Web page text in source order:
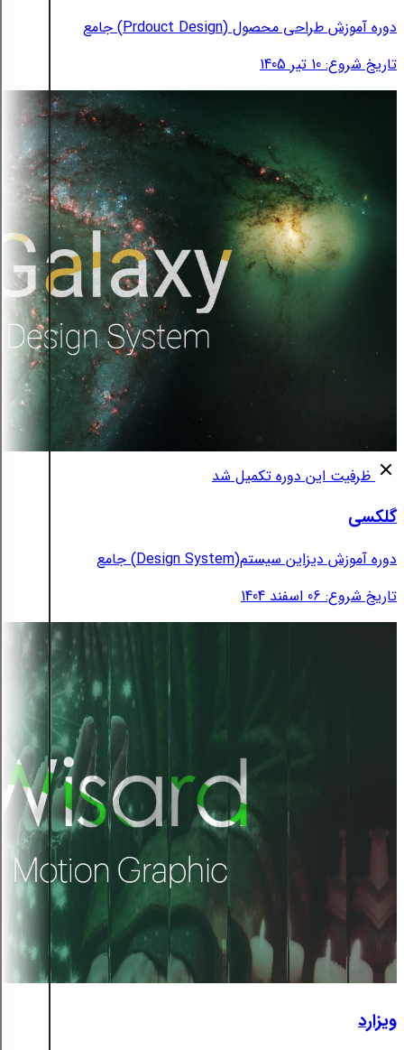
دوره آموزش طراحی محصول (Prdouct Design) جامع
تاریخ شروع: 10 تیر 1405
ظرفیت این دوره تکمیل شد
گلکسی
دوره آموزش دیزاین سیستم(Design System) جامع
تاریخ شروع: 06 اسفند 1404
ویزارد